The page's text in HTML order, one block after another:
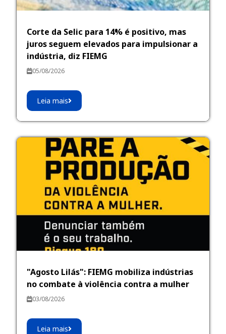
Corte da Selic para 14% é positivo, mas
juros seguem elevados para impulsionar a
indústria, diz FIEMG
05/08/2026
Leia mais
"Agosto Lilás": FIEMG mobiliza indústrias
no combate à violência contra a mulher
03/08/2026
Leia mais